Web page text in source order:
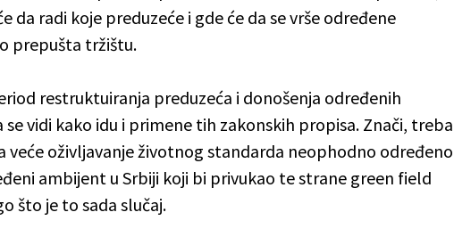
da radi koje preduzeće i gde će da se vrše određene
prepušta tržištu.
restruktuiranja preduzeća i donošenja određenih
vidi kako idu i primene tih zakonskih propisa. Znači, treba
veće oživljavanje životnog standarda neophodno određeno
ambijent u Srbiji koji bi privukao te strane green field
što je to sada slučaj.